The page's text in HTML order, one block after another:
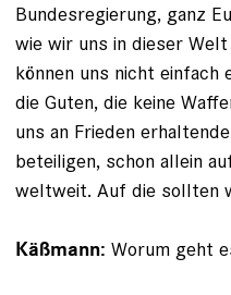
Bundesregierung, ganz
wie wir uns in dieser
können uns nicht einfach
die Guten, die keine
uns an Frieden
beteiligen, schon allein
weltweit. Auf die sollten
Käßmann: Worum geht